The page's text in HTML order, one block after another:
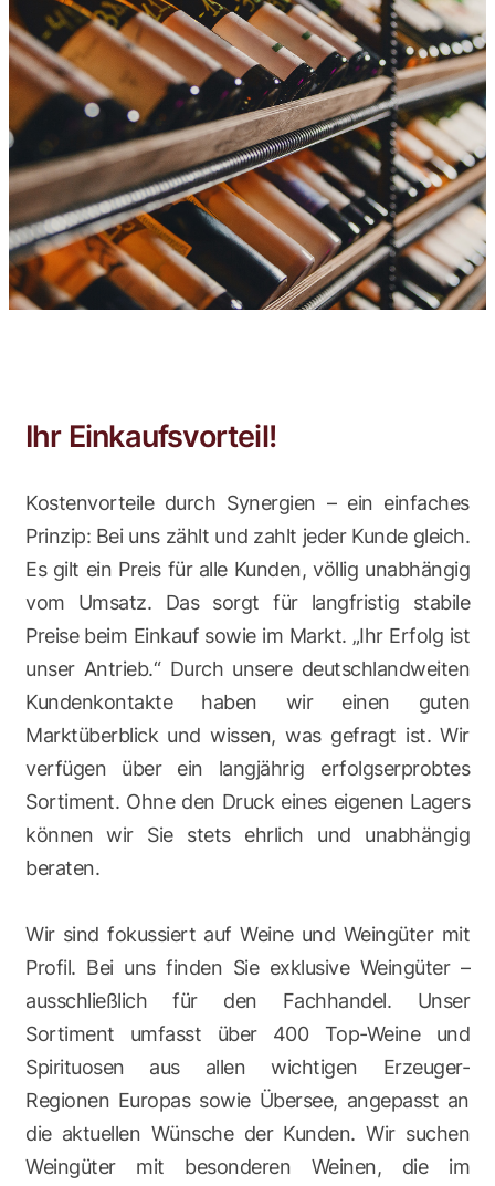
Ihr Einkaufsvorteil!
Kostenvorteile durch Synergien – ein einfaches
Prinzip: Bei uns zählt und zahlt jeder Kunde gleich.
Es gilt ein Preis für alle Kunden, völlig unabhängig
vom Umsatz. Das sorgt für langfristig stabile
Preise beim Einkauf sowie im Markt. „Ihr Erfolg ist
unser Antrieb.“ Durch unsere deutschlandweiten
Kundenkontakte haben wir einen guten
Marktüberblick und wissen, was gefragt ist. Wir
verfügen über ein langjährig erfolgserprobtes
Sortiment. Ohne den Druck eines eigenen Lagers
können wir Sie stets ehrlich und unabhängig
beraten.
Wir sind fokussiert auf Weine und Weingüter mit
Profil. Bei uns finden Sie exklusive Weingüter –
ausschließlich für den Fachhandel. Unser
Sortiment umfasst über 400 Top-Weine und
Spirituosen aus allen wichtigen Erzeuger-
Regionen Europas sowie Übersee, angepasst an
die aktuellen Wünsche der Kunden. Wir suchen
Weingüter mit besonderen Weinen, die im